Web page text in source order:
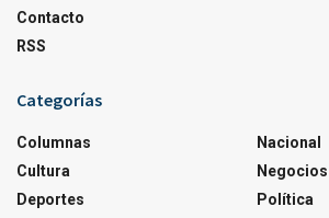
Contacto
RSS
Categorías
Columnas
Cultura
Deportes
Nacional
Negocios
Política